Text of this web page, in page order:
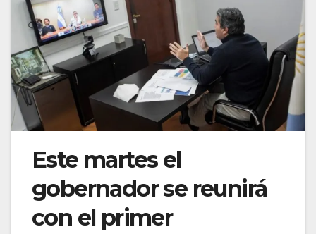
Este martes el
gobernador se reunirá
con el primer